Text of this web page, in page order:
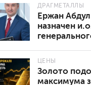
ДРАГМЕТАЛЛЫ
Ержан
назначен
ЦЕНЫ
Золото
максимума